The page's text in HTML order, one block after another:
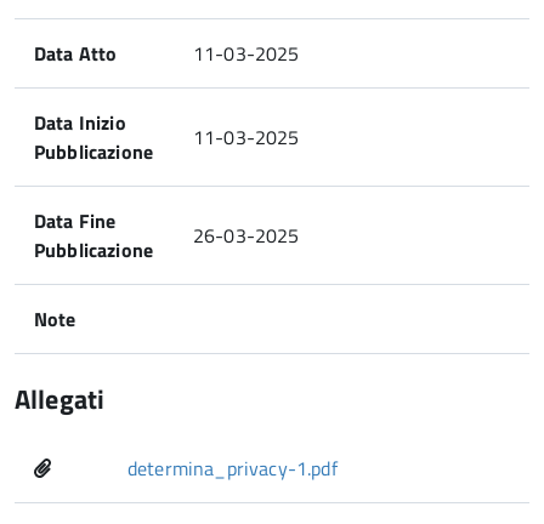
Data Atto 11-03-2025
Data Inizio
Pubblicazione
11-03-2025
Data Fine
Pubblicazione
26-03-2025
Note
Allegati
determina_privacy-1.pdf